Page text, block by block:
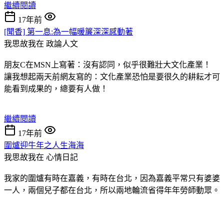
繼續閱讀
17年前
[聞香] 第一息:為一幅暖簾深深感動著
我思故我在 政論人文
朋友C在MSN上寫著：沒有認同，似乎很難壯大文化產業！
讓我想起兩天前網友寫的：文化產業恐怕是要很久的耕耘才可
能看到成果的，總要有人做！
繼續閱讀
17年前
圍爐迎牛年之人生海海
我思故我在 心情日記
我家的圍爐有時在嘉義，有時在台北，因為嘉義平常只有婆婆
一人，兩個兒子都在台北，所以兩地輪流省得年年勞師動眾。